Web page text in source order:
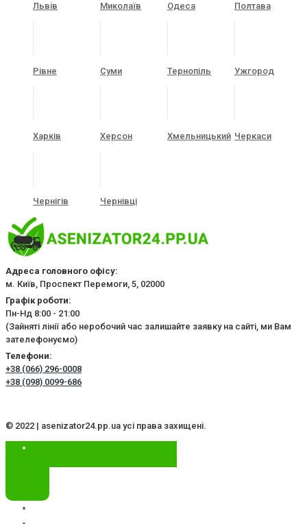
Львів Миколаїв Одеса Полтава
Рівне Суми Тернопіль Ужгород
Харків Херсон Хмельницький Черкаси
Чернігів Чернівці
Адреса головного офісу:
м. Київ, Проспект Перемоги, 5, 02000
Графік роботи:
Пн-Нд 8:00 - 21:00
(Зайняті лінії або неробочий час залишайте заявку на сайті, ми Вам
зателефонуємо)
Телефони:
+38 (066) 296-0008
+38 (098) 0099-686
© 2022 | asenizator24.pp.ua усі права захищені.